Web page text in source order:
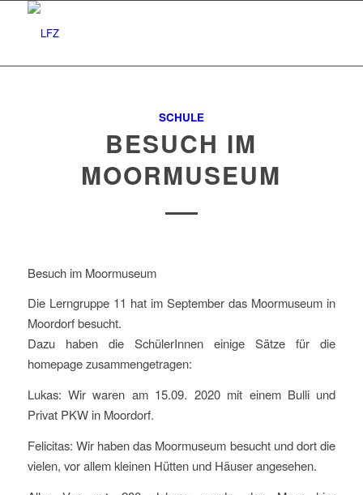
SCHULE
BESUCH IM
MOORMUSEUM
Besuch im Moormuseum
Die Lerngruppe 11 hat im September das Moormuseum in
Moordorf besucht.
Dazu haben die SchülerInnen einige Sätze für die
homepage zusammengetragen:
Lukas: Wir waren am 15.09. 2020 mit einem Bulli und
Privat PKW in Moordorf.
Felicitas: Wir haben das Moormuseum besucht und dort die
vielen, vor allem kleinen Hütten und Häuser angesehen.